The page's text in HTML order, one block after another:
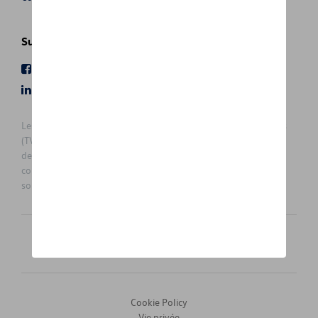
Suivez nous
Les prix affichés sur le présent site sont des prix recommandés
(TVAc), hors éventuels frais de montage. Pour connaitre le prix
de vente actuel et les éventuels frais de montage, veuillez
contacter votre concessionnaire/agent. Les prix recommandés
sont sujets à des changements sans préavis.
Cookie Policy